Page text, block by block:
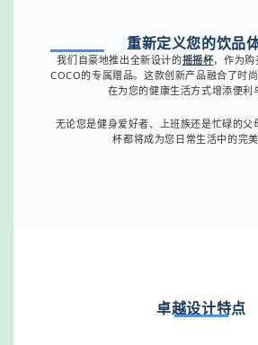
重新定义您的饮品
我们自豪地推出全新设计的摇摇杯，作为
COCO的专属赠品。这款创新产品融合了时
在为您的健康生活方式增添便利
无论您是健身爱好者、上班族还是忙碌的父
杯都将成为您日常生活中的完美
卓越设计特点